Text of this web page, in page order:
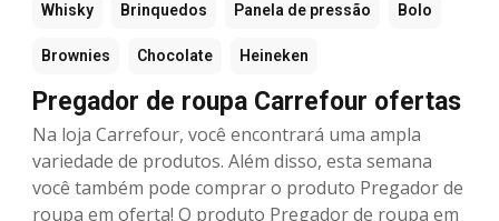
Whisky Brinquedos Panela de pressão Bolo
Brownies Chocolate Heineken
Pregador de roupa Carrefour ofertas
Na loja Carrefour, você encontrará uma ampla
variedade de produtos. Além disso, esta semana
você também pode comprar o produto Pregador de
roupa em oferta! O produto Pregador de roupa em